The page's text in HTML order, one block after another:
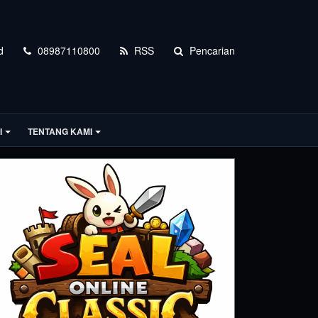
08987110800 RSS Pencarian
TENTANG KAMI